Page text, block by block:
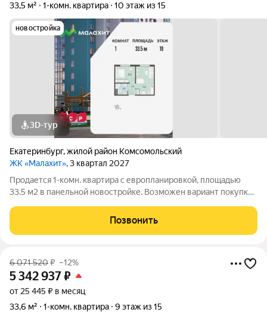
33,5 м²
1-комн. квартира 10 этаж из 15
новостройка
3D-тур
Екатеринбург,жилой район Комсомольский
ЖК «Малахит», 3 квартал 2027
Продается 1-комн. квартира с европланировкой, площадью
33.5 м2 в панельной новостройке. Возможен вариант покупки
кухня 15.5 м2, отделка под ключ. Квартира располагается на 10
этаже
Позвонить
6 071 520₽ –12%
5 342 937₽
от 25 445 ₽ в месяц
33,6 м²
1-комн. квартира 9 этаж из 15